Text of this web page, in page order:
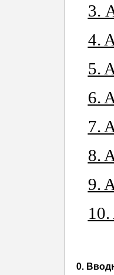
3.
4.
5.
6.
7.
8.
9.
0.